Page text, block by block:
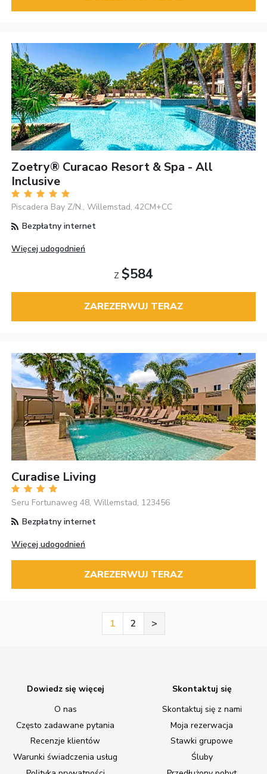
Zoetry® Curacao Resort & Spa - All
Inclusive
Piscadera Bay Z/N., Willemstad, 42CM+CC
Bezpłatny internet
Więcej udogodnień
Z $584
ZAREZERWUJ TERAZ
Curadise Living
Seru Fortunaweg 48, Willemstad, 123456
Bezpłatny internet
Więcej udogodnień
ZAREZERWUJ TERAZ
1 2 >
Dowiedz się więcej
O nas
Często zadawane pytania
Recenzje klientów
Warunki świadczenia usług
Skontaktuj się
Skontaktuj się z nami
Moja rezerwacja
Stawki grupowe
Śluby